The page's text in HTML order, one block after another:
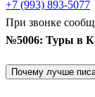
Величие
грандиозный
большинства
+7 (993) 893-5077
При звонке
№5006: Туры в
Почему лучше